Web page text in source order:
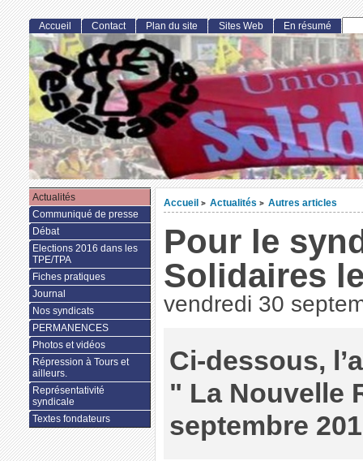
Accueil > Actualités > Autres articles
Pour le
Solidaires
vendredi 30
Ci-dessous,
" La Nouvelle
septembre
Accueil Contact Plan du site Sites Web En résumé
Actualités
Communiqué de presse
Débat
Elections 2016 dans les
TPE/TPA
Fiches pratiques
Journal
Nos syndicats
PERMANENCES
Photos et vidéos
Répression à Tours et
ailleurs.
Représentativité
syndicale
Textes fondateurs